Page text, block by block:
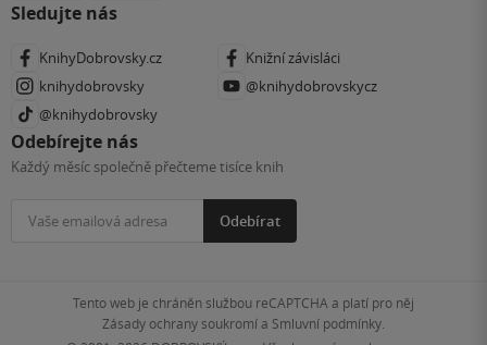
Sledujte nás
KnihyDobrovsky.cz
Knižní závisláci
knihydobrovsky
@knihydobrovskycz
@knihydobrovsky
Odebírejte nás
Každý měsíc společně přečteme tisíce knih
Odebírat
Tento web je chráněn službou reCAPTCHA a platí pro něj
Zásady ochrany soukromía Smluvní podmínky